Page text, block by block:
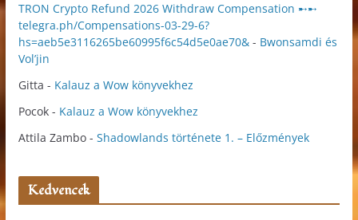
TRON Crypto Refund 2026 Withdraw Compensation ➸➸
telegra.ph/Compensations-03-29-6?
hs=aeb5e3116265be60995f6c54d5e0ae70&- Bwonsamdi és
Vol’jin
Gitta - Kalauz a Wow könyvekhez
Pocok- Kalauz a Wow könyvekhez
Attila Zambo- Shadowlands története 1. – Előzmények
Kedvencek